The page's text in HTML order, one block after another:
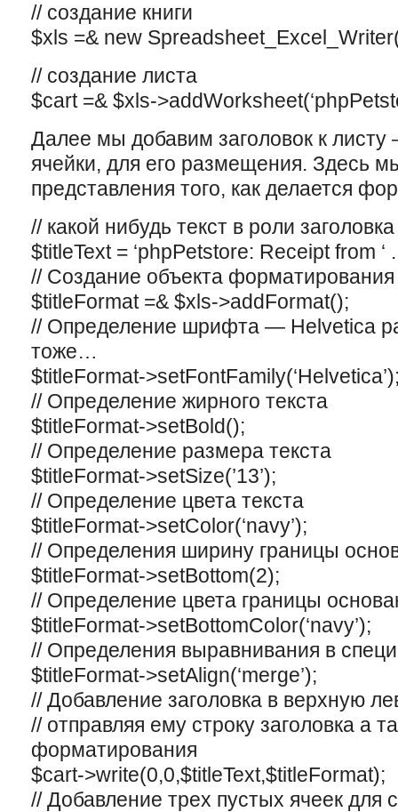
// создание книги
$xls =& new
// создание листа
$cart =& $xls-
Далее мы добавим заголовок к
ячейки, для его размещения. Здесь
представления того, как делается
// какой нибудь текст в роли
$titleText = ‘phpPetstore: Receipt from ‘ .
// Создание объекта форматирования
$titleFormat =& $xls->addFormat();
// Определение шрифта — Helvetica
тоже…
$titleFormat-
// Определение жирного текста
$titleFormat->setBold();
// Определение размера текста
$titleFormat->setSize(’13’);
// Определение цвета текста
$titleFormat->setColor(‘navy’);
// Определения ширину границы
$titleFormat->setBottom(2);
// Определение цвета границы
$titleFormat->setBottomColor(‘navy’);
// Определения выравнивания в
$titleFormat->setAlign(‘merge’);
// Добавление заголовка в верxную
// отправляя ему строку заголовка а
форматирования
$cart->write(0,0,$titleText,$titleFormat);
// Добавление треx пустыx ячеек для